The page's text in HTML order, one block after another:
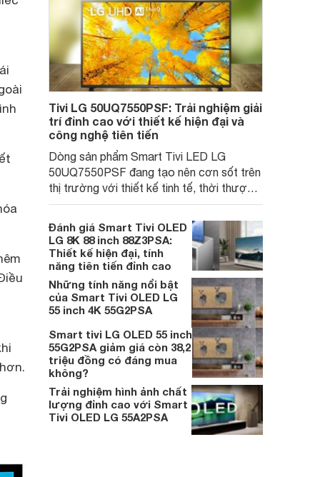
Tivi LG 50UQ7550PSF: Trải nghiệm giải
trí đỉnh cao với thiết kế hiện đại và
công nghệ tiên tiến
Dòng sản phẩm Smart Tivi LED LG
50UQ7550PSF đang tạo nên cơn sốt trên
thị trường với thiết kế tinh tế, thời thượng
kết hợp cùng hệ thống công nghệ hình ảnh
và âm thanh hàng đầu, mang đến trải
nghiệm giải trí toàn diện cho người dùng.
Giá cả phải chăng cũng là một điểm cộng
lớn thu hút khách hàng.
Đánh giá Smart Tivi OLED
LG 8K 88 inch 88Z3PSA:
Thiết kế hiện đại, tính
năng tiên tiến đỉnh cao
Những tính năng nổi bật
của Smart Tivi OLED LG
55 inch 4K 55G2PSA
Smart tivi LG OLED 55 inch
55G2PSA giảm giá còn 38,2
triệu đồng có đáng mua
không?
Trải nghiệm hình ảnh chất
lượng đỉnh cao với Smart
Tivi OLED LG 55A2PSA